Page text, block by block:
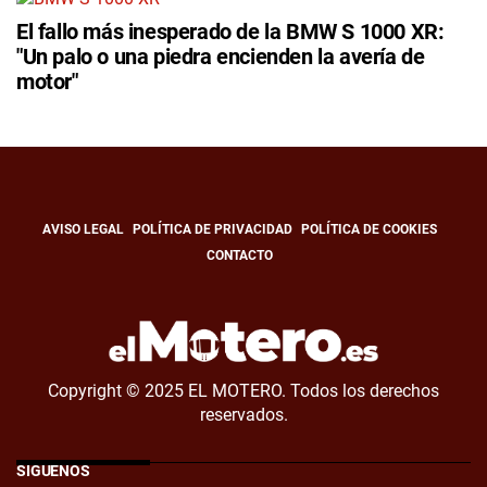
El fallo más inesperado de la BMW S 1000 XR:
"Un palo o una piedra encienden la avería de
motor"
AVISO LEGAL POLÍTICA DE PRIVACIDAD
POLÍTICA DE COOKIES
CONTACTO
Copyright © 2025 EL MOTERO. Todos los derechos
reservados.
SÍGUENOS